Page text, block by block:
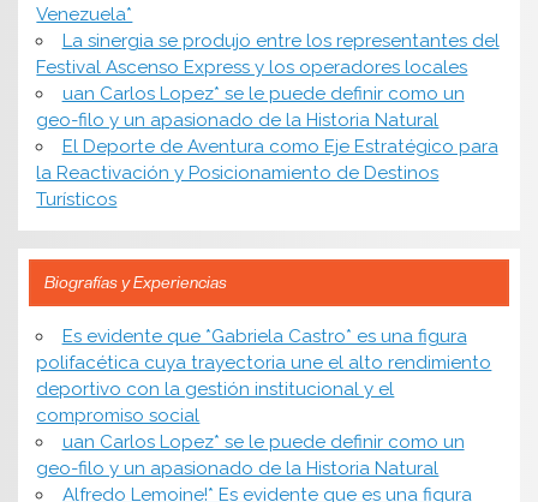
Venezuela*
La sinergia se produjo entre los representantes del
Festival Ascenso Express y los operadores locales
uan Carlos Lopez* se le puede definir como un
geo-filo y un apasionado de la Historia Natural
El Deporte de Aventura como Eje Estratégico para
la Reactivación y Posicionamiento de Destinos
Turísticos
Biografías y Experiencias
Es evidente que *Gabriela Castro* es una figura
polifacética cuya trayectoria une el alto rendimiento
deportivo con la gestión institucional y el
compromiso social
uan Carlos Lopez* se le puede definir como un
geo-filo y un apasionado de la Historia Natural
Alfredo Lemoine!* Es evidente que es una figura